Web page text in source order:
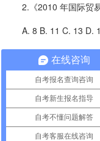
2.《2010 年国际贸易
A. 8 B. 11 C. 13 D.
3.《2010 年国际贸易
A. 世界贸易组织 B.
4. 书面合同的形式有
A. 成交确认书 B. 合作
在线咨询
自考报名查询咨询
自考新生报名指导
自考不懂问题解答
自考客服在线咨询